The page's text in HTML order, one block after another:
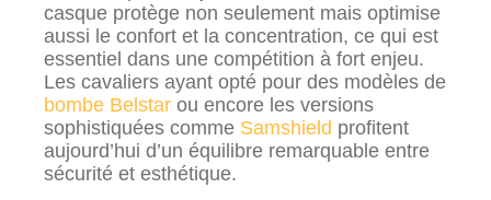
casque protège non seulement mais optimise
aussi le confort et la concentration, ce qui est
essentiel dans une compétition à fort enjeu.
Les cavaliers ayant opté pour des modèles de
bombe Belstar ou encore les versions
sophistiquées comme Samshield profitent
aujourd’hui d’un équilibre remarquable entre
sécurité et esthétique.